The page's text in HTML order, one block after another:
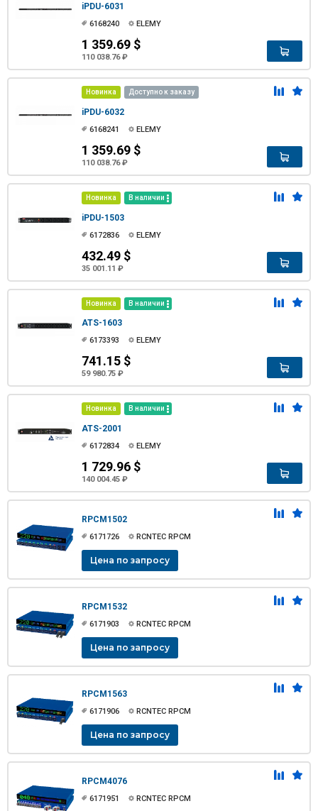
iPDU-6031
6168240 ELEMY
1 359.69 $
110 038.76 ₽
Новинка Доступно к заказу
iPDU-6032
6168241 ELEMY
1 359.69 $
110 038.76 ₽
Новинка В наличии
iPDU-1503
6172836 ELEMY
432.49 $
35 001.11 ₽
Новинка В наличии
ATS-1603
6173393 ELEMY
741.15 $
59 980.75 ₽
Новинка В наличии
ATS-2001
6172834 ELEMY
1 729.96 $
140 004.45 ₽
RPCM1502
6171726 RCNTEC RPCM
Цена по запросу
RPCM1532
6171903 RCNTEC RPCM
Цена по запросу
RPCM1563
6171906 RCNTEC RPCM
Цена по запросу
RPCM4076
6171951 RCNTEC RPCM